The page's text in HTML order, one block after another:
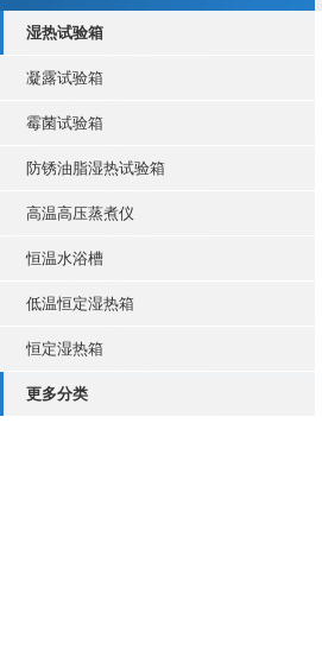
湿热试验箱
凝露试验箱
霉菌试验箱
防锈油脂湿热试验箱
高温高压蒸煮仪
恒温水浴槽
低温恒定湿热箱
恒定湿热箱
更多分类